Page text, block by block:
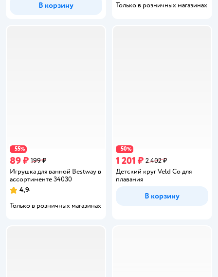
В корзину Только в розничных магазинах
−55%
89 ₽ 199 ₽
Игрушка для ванной Bestway в
ассортименте 34030
Рейтинг:
4,9
Только в розничных магазинах
−50%
1 201 ₽ 2 402 ₽
Детский круг Veld Co для
плавания
В корзину